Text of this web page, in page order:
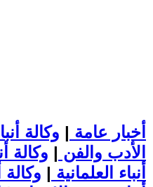
أخبار عامة | وكالة
الأدب والفن | وكالة
أنباء العلمانية | وكالة